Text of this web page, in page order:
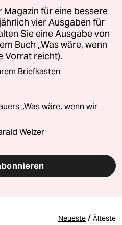
Magazin für eine bessere
vier Ausgaben für
Sie eine Ausgabe von
Buch „Was wäre, wenn
Vorrat reicht).
Briefkasten
„Was wäre, wenn wir
Welzer
Neueste / Älteste